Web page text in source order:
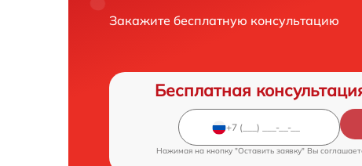
Закажите бесплатную консультацию
Бесплатная
Нажимая на кнопку "Оставить заявку" Вы